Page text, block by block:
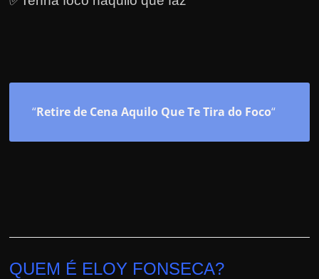
“Retire de Cena Aquilo Que Te Tira do Foco“
QUEM É ELOY FONSECA?